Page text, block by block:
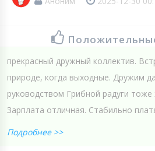
прекрасный дружный коллектив.
природе, когда выходные. Дружим
руководством Грибной радуги
Зарплата отличная. Стабильно
Подробнее >>